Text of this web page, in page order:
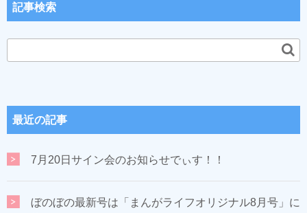
記事検索
最近の記事
7月20日サイン会のお知らせでぃす！！
ぼのぼの最新号は「まんがライフオリジナル8月号」に